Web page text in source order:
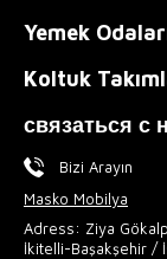
Yemek
Koltuk
связаться с
Bizi Arayın
Masko Mobilya
Adress: Ziya
İkitelli-Başakşehir /